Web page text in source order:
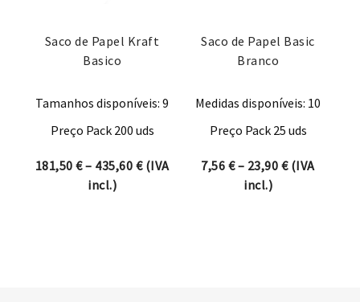
Saco de Papel Kraft
Basico
Tamanhos disponíveis: 9
Preço Pack 200 uds
181,50 €– 435,60 €Price range: 181,50 € through 435,60
(IVA
incl.)
Saco de Papel Basic
Branco
Medidas disponíveis: 10
Preço Pack 25 uds
7,56 €– 23,90 €Price
(IVA
incl.)